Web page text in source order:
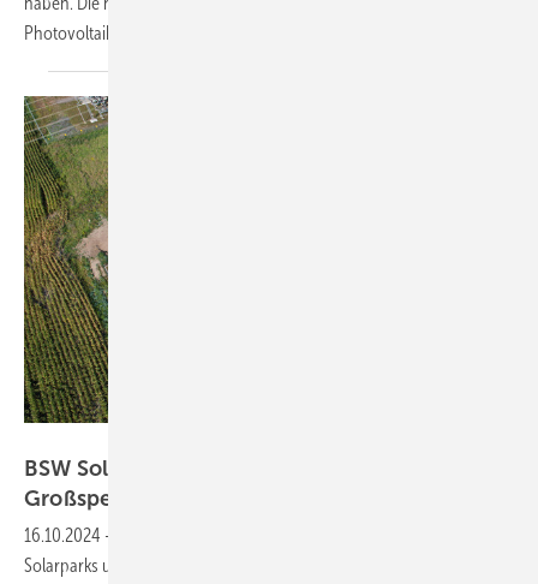
Photovoltaikdachanlagen.
BSW Solar fordert Privileg für Solarparks und
Großspeicher im
16.10.2024 -
Solarparks und Großbatteriespeicher zu beschleunigen, fordert der